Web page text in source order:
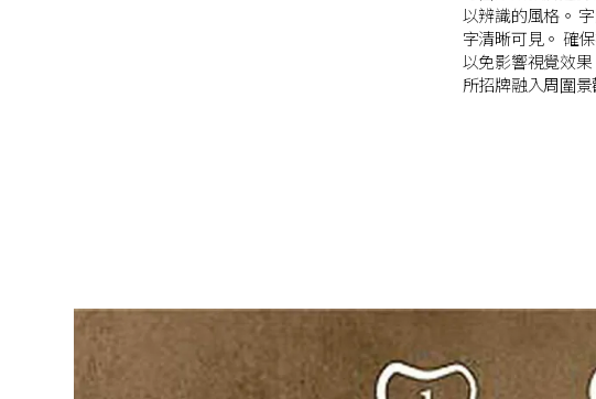
以辨識的風格。
字清晰可見。 確
以免影響視覺效
所招牌融入周圍景